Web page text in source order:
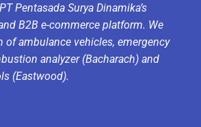
Pentasada Surya Dinamika’s
B2B e-commerce platform. We
of ambulance vehicles, emergency
analyzer (Bacharach) and
(Eastwood).